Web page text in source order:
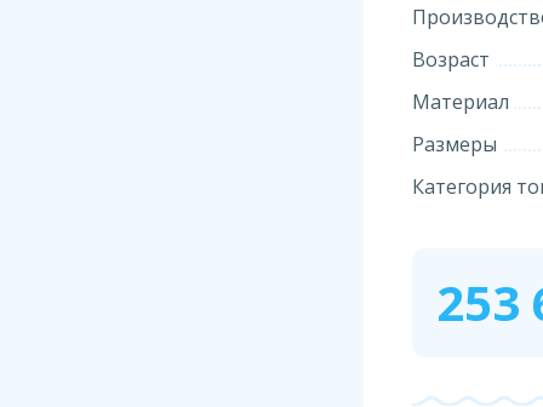
Возраст
Материал
Размеры
Категория
253